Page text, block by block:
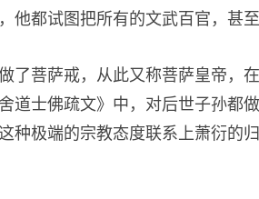
他都试图把所有的文武百官，甚
了菩萨戒，从此又称菩萨皇帝，
道士佛疏文》中，对后世子孙都
种极端的宗教态度联系上萧衍的